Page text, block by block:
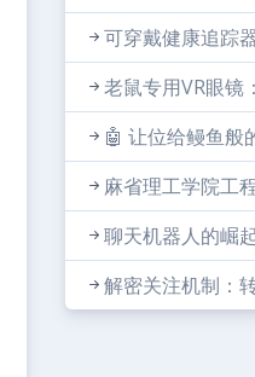
可穿戴健康追踪
老鼠专用VR眼镜
🤖 让位给鳗鱼般
麻省理工学院工
聊天机器人的崛
解密关注机制：